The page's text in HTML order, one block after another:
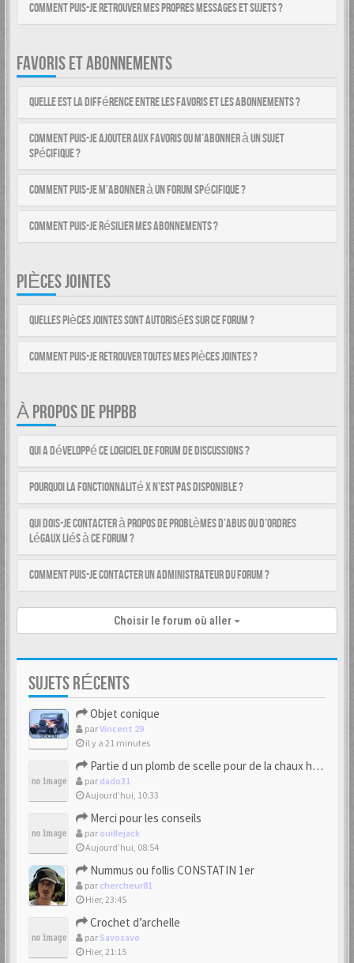
Comment puis-je retrouver mes propres messages et sujets ?
FAVORIS ET ABONNEMENTS
Quelle est la différence entre les favoris et les abonnements ?
Comment puis-je ajouter aux favoris ou m’abonner à un sujet
spécifique ?
Comment puis-je m’abonner à un forum spécifique ?
Comment puis-je résilier mes abonnements ?
PIÈCES JOINTES
Quelles pièces jointes sont autorisées sur ce forum ?
Comment puis-je retrouver toutes mes pièces jointes ?
À PROPOS DE PHPBB
Qui a développé ce logiciel de forum de discussions ?
Pourquoi la fonctionnalité X n’est pas disponible ?
Qui dois-je contacter à propos de problèmes d’abus ou d’ordres
légaux liés à ce forum ?
Comment puis-je contacter un administrateur du forum ?
Choisir le forum où aller
SUJETS RÉCENTS
Objet conique
parVincent 29
il y a 21 minutes
Partie d un plomb de scelle pour de la chaux hydraulique
par dado31
Aujourd’hui, 10:33
Merci pour les conseils
par ouillejack
Aujourd’hui, 08:54
Nummus ou follis CONSTATIN 1er
par chercheur81
Hier, 23:45
Crochet d’archelle
par Savosavo
Hier, 21:15